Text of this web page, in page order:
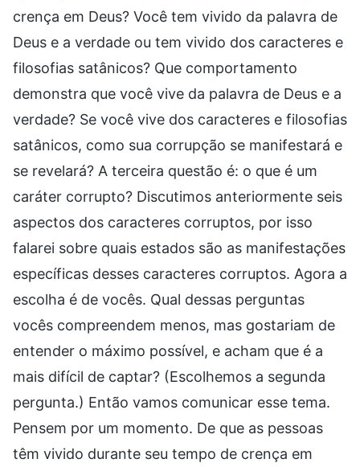
crença em Deus? Você tem vivido da palavra de
Deus e a verdade ou tem vivido dos caracteres e
filosofias satânicos? Que comportamento
demonstra que você vive da palavra de Deus e a
verdade? Se você vive dos caracteres e filosofias
satânicos, como sua corrupção se manifestará e
se revelará? A terceira questão é: o que é um
caráter corrupto? Discutimos anteriormente seis
aspectos dos caracteres corruptos, por isso
falarei sobre quais estados são as manifestações
específicas desses caracteres corruptos. Agora a
escolha é de vocês. Qual dessas perguntas
vocês compreendem menos, mas gostariam de
entender o máximo possível, e acham que é a
mais difícil de captar? (Escolhemos a segunda
pergunta.) Então vamos comunicar esse tema.
Pensem por um momento. De que as pessoas
têm vivido durante seu tempo de crença em